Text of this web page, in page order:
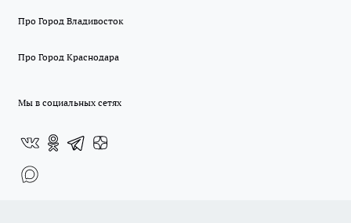
Про Город Владивосток
Про Город Краснодара
Мы в социальных сетях